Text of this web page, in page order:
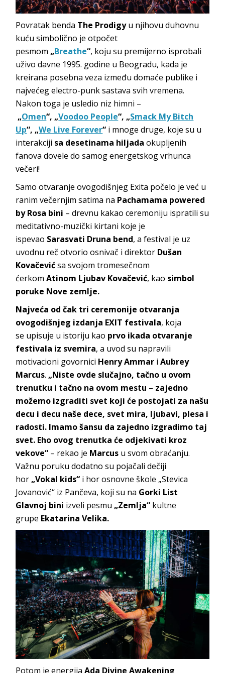
Povratak benda The Prodigyu njihovu duhovnu
kuću simbolično je otpočet
pesmom „Breathe“, koju su premijerno isprobali
uživo davne 1995. godine u Beogradu, kada je
kreirana posebna veza između domaće publike i
najvećeg electro-punk sastava svih vremena.
Nakon toga je usledio niz himni –
„Omen“, „Voodoo People“, „Smack My Bitch
Up“, „We Live Forever“ i mnoge druge, koje su u
interakciji sa desetinama hiljada okupljenih
fanova dovele do samog energetskog vrhunca
večeri!
Samo otvaranje ovogodišnjeg Exita počelo je već u
ranim večernjim satima na Pachamama powered
by Rosa bini – drevnu kakao ceremoniju ispratili su
meditativno-muzički kirtani koje je
ispevao Sarasvati Druna bend, a festival je uz
uvodnu reč otvorio osnivač i direktor Dušan
Kovačevićsa svojom tromesečnom
ćerkomAtinom Ljubav Kovačević, kao simbol
poruke Nove zemlje.
Najveća od čak tri ceremonije otvaranja
ovogodišnjeg izdanja EXIT festivala, koja
se upisuje u istoriju kao prvo ikada otvaranje
festivala iz svemira, a uvod su napravili
motivacioni govornici Henry Ammar iAubrey
Marcus. „Niste ovde slučajno, tačno u ovom
trenutku i tačno na ovom mestu – zajedno
možemo izgraditi svet koji će postojati za našu
decu i decu naše dece, svet mira, ljubavi, plesa i
radosti. Imamo šansu da zajedno izgradimo taj
svet. Eho ovog trenutka će odjekivati kroz
vekove“ – rekao je Marcus u svom obraćanju.
Važnu poruku dodatno su pojačali dečiji
hor „Vokal kids“ i hor osnovne škole „Stevica
Jovanović“ iz Pančeva, koji su na Gorki List
Glavnoj bini izveli pesmu „Zemlja“ kultne
grupe Ekatarina Velika.
Potom je energijaAda Divine Awakening